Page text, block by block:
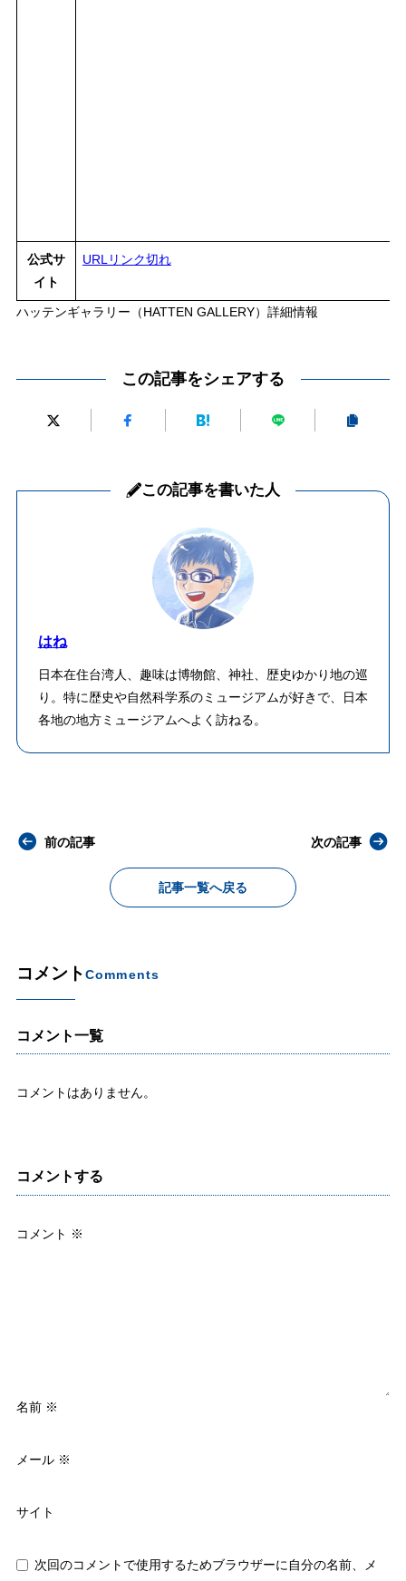
公式サ
イト
URLリンク切れ
ハッテンギャラリー（HATTEN GALLERY）詳細情報
この記事をシェアする
この記事を書いた人
はね
日本在住台湾人、趣味は博物館、神社、歴史ゆかり地の巡
り。特に歴史や自然科学系のミュージアムが好きで、日本
各地の地方ミュージアムへよく訪ねる。
前の記事
記事一覧へ戻る
次の記事
コメントComments
コメント一覧
コメントはありません。
コメントする
コメント ※
名前 ※
メール ※
サイト
次回のコメントで使用するためブラウザーに自分の名前、メ